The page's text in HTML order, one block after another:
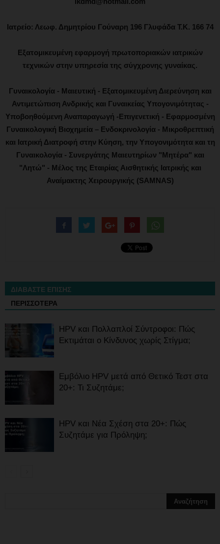
Ιατρείο: Λεωφ. Δημητρίου Γούναρη 196 Γλυφάδα Τ.Κ. 166 74
Εξατομικευμένη εφαρμογή πρωτοποριακών ιατρικών
τεχνικών στην υπηρεσία της σύγχρονης γυναίκας.
Γυναικολογία - Μαιευτική - Εξατομικευμένη Διερεύνηση και
Αντιμετώπιση Ανδρικής και Γυναικείας Υπογονιμότητας -
Υποβοηθούμενη Αναπαραγωγή -Επιγενετική - Εφαρμοσμένη
Γυναικολογική Βιοχημεία – Ενδοκρινολογία - Μικροθρεπτική
και Ιατρική Διατροφή στην Κύηση, την Υπογονιμότητα και τη
Γυναικολογία - Συνεργάτης Μαιευτηρίων "Μητέρα" και
"Λητώ" - Μέλος της Εταιρίας Αισθητικής Ιατρικής και
Αναίμακτης Χειρουργικής (SAMNAS)
ΔΙΑΒΑΣΤΕ ΕΠΙΣΗΣ
ΠΕΡΙΣΣΟΤΕΡΑ
HPV και Πολλαπλοί Σύντροφοι: Πώς
Εκτιμάται ο Κίνδυνος χωρίς Στίγμα;
Εμβόλιο HPV μετά από Θετικό Τεστ στα
20+: Τι Συζητάμε;
HPV και Νέα Σχέση στα 20+: Πώς
Συζητάμε για Πρόληψη;